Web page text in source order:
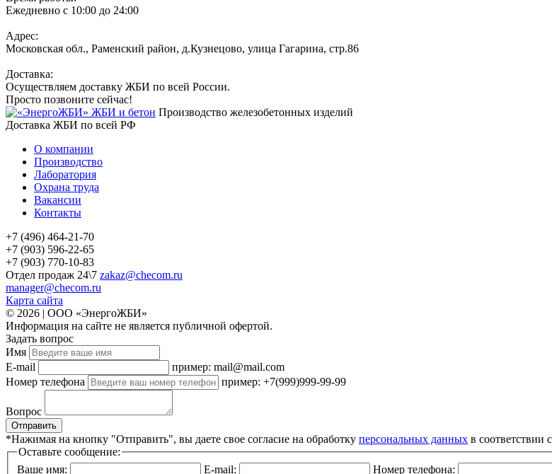
Ежедневно с 10:00 до 24:00
Адрес:
Московская обл., Раменский район, д.Кузнецово, улица Гагарина, стр.86
Доставка:
Осуществляем доставку ЖБИ по всей России.
Просто позвоните сейчас!
Производство железобетонных изделий
Доставка ЖБИ по всей РФ
О компании
Производство
Лаборатория
Охрана труда
Вакансии
Контакты
+7 (496) 464-21-70
+7 (903) 596-22-65
+7 (903) 770-10-83
Отдел продаж 24\7 zakaz@checom.ru
manager@checom.ru
Карта сайта
© 2026 | ООО «ЭнергоЖБИ»
Информация на сайте не является публичной офертой.
Задать вопрос
Имя
E-mail
пример: mail@mail.com
Номер телефона
пример: +7(999)999-99-99
Вопрос
Отправить
*Нажимая на кнопку "Отправить", вы даете свое согласие на обработку персональных данных в соответствии с
Оставьте сообщение:
Ваше имя:
E-mail: Номер телефона: